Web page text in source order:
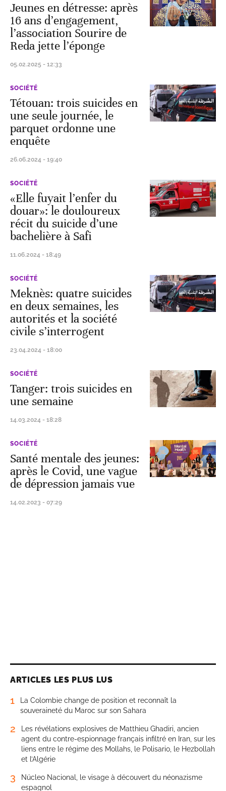
Jeunes en détresse: après
16 ans d’engagement,
l’association Sourire de
Reda jette l’éponge
05.02.2025 - 12:33
SOCIÉTÉ
Tétouan: trois suicides en
une seule journée, le
parquet ordonne une
enquête
26.06.2024 - 19:40
SOCIÉTÉ
«Elle fuyait l’enfer du
douar»: le douloureux
récit du suicide d’une
bachelière à Safi
11.06.2024 - 18:49
SOCIÉTÉ
Meknès: quatre suicides
en deux semaines, les
autorités et la société
civile s’interrogent
23.04.2024 - 18:00
SOCIÉTÉ
Tanger: trois suicides en
une semaine
14.03.2024 - 18:28
SOCIÉTÉ
Santé mentale des jeunes:
après le Covid, une vague
de dépression jamais vue
14.02.2023 - 07:29
ARTICLES LES PLUS LUS
1
La Colombie change de position et reconnaît la
souveraineté du Maroc sur son Sahara
2
Les révélations explosives de Matthieu Ghadiri, ancien
agent du contre-espionnage français infiltré en Iran, sur les
liens entre le régime des Mollahs, le Polisario, le Hezbollah
et l’Algérie
3
Núcleo Nacional, le visage à découvert du néonazisme
espagnol